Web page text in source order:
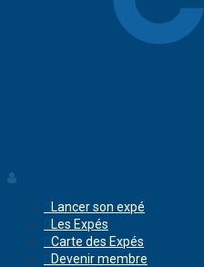
Lancer son expé
Les Expés
Carte des Expés
Devenir membre